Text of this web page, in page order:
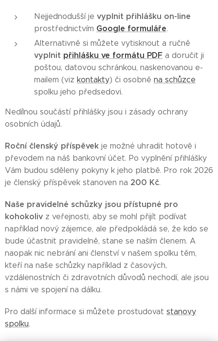
Nejjednodušší je vyplnit přihlášku on-line
prostřednictvím Google formuláře.
Alternativně si můžete vytisknout a ručně
vyplnit přihlášku ve formátu PDF a doručit ji
poštou, datovou schránkou, naskenovanou e-
mailem (viz kontakty) či osobně na schůzce
spolku jeho předsedovi.
Nedílnou součástí přihlášky jsou i zásady ochrany
osobních údajů.
Roční členský příspěvek je možné uhradit hotově i
převodem na náš bankovní účet. Po vyplnění přihlášky
Vám budou sděleny pokyny k jeho platbě. Pro rok 2026
je členský příspěvek stanoven na 200 Kč.
Naše pravidelné schůzky jsou přístupné pro
kohokoliv z veřejnosti, aby se mohl přijít podívat
například nový zájemce, ale předpokládá se, že kdo se
bude účastnit pravidelně, stane se naším členem. A
naopak nic nebrání ani členství v našem spolku těm,
kteří na naše schůzky například z časových,
vzdálenostních či zdravotních důvodů nechodí, ale jsou
s námi ve spojení na dálku.
Pro další informace si můžete prostudovat stanovy
spolku.